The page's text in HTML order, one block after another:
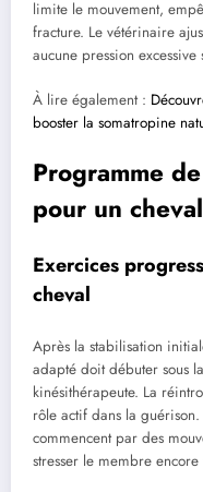
limite le mouvement,
fracture. Le vétérinaire
aucune pression
À lire également :
booster la somatropine
Programme
pour un
Exercices
cheval
Après la stabilisation
adapté doit débuter sous
kinésithérapeute. La
rôle actif dans la
commencent par des
stresser le membre